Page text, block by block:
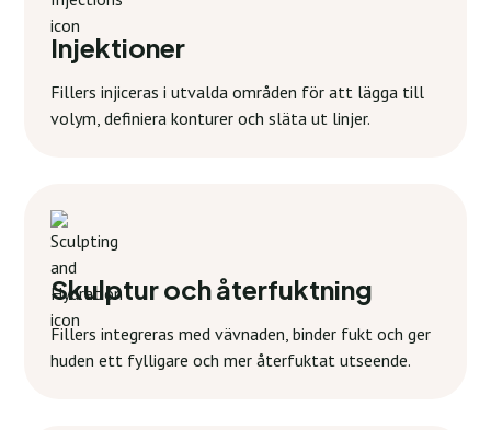
Injektioner
Fillers injiceras i utvalda områden för att lägga till
volym, definiera konturer och släta ut linjer.
Skulptur och återfuktning
Fillers integreras med vävnaden, binder fukt och ger
huden ett fylligare och mer återfuktat utseende.